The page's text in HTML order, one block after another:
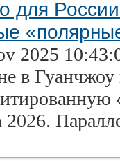
для
2025
в